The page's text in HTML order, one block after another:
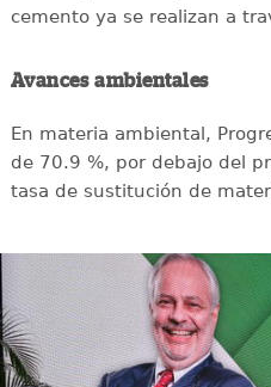
cemento ya se realizan a
Avances ambientales
En materia ambiental,
de 70.9 %, por debajo del
tasa de sustitución de